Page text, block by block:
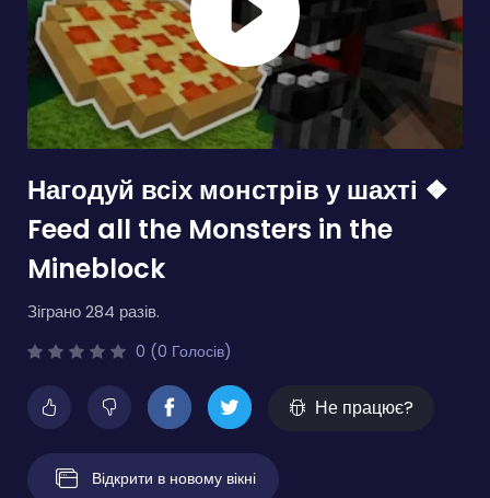
Нагодуй всіх монстрів у шахті ❖
Feed all the Monsters in the
Mineblock
Зіграно 284 разів.
0 (0 Голосів)
Не працює?
Відкрити в новому вікні